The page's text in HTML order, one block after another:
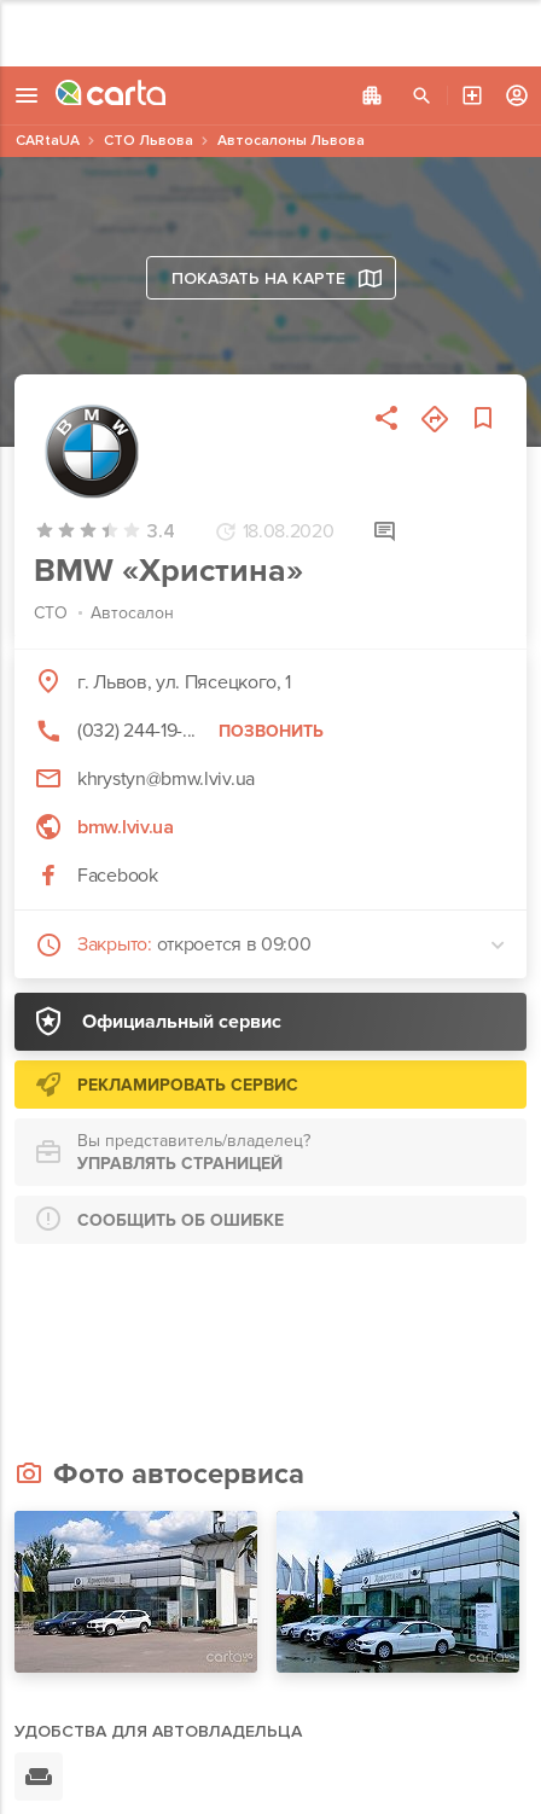
ПОКАЗАТЬ НА КАРТЕ
3.4 18.08.2020
BMW «Христина»
СТО Автосалон
Официальный сервис
г. Львов, ул. Пясецкого, 1
(032) 244-19-...
ПОЗВОНИТЬ
khrystyn@bmw.lviv.ua
bmw.lviv.ua
Facebook
Закрыто: откроется в 09:00
РЕКЛАМИРОВАТЬ СЕРВИС
Вы представитель/владелец?
УПРАВЛЯТЬ СТРАНИЦЕЙ
СООБЩИТЬ ОБ ОШИБКЕ
CARtaUA СТО Львова Автосалоны Львова
Фото автосервиса
УДОБСТВА ДЛЯ АВТОВЛАДЕЛЬЦА